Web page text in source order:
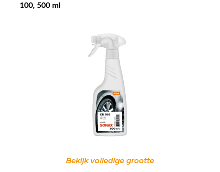
100, 500 ml
Bekijk volledige grootte